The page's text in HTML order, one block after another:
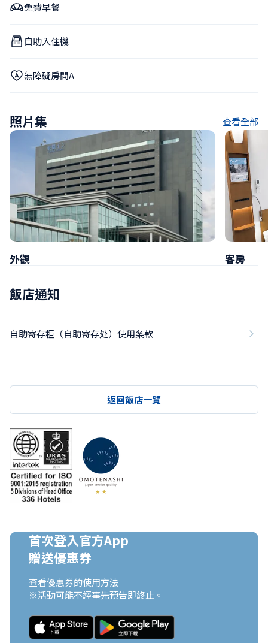
免費早餐
自助入住機
無障礙房間A
照片集 查看全部
外觀 客房
飯店通知
自助寄存柜（自助寄存处）使用条款
返回飯店一覽
首次登入官方App
贈送優惠券
查看優惠券的使用方法
※活動可能不經事先預告即終止。